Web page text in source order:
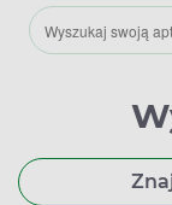
W Zielonej
Apteka
Apteka
Apteka
Apteka